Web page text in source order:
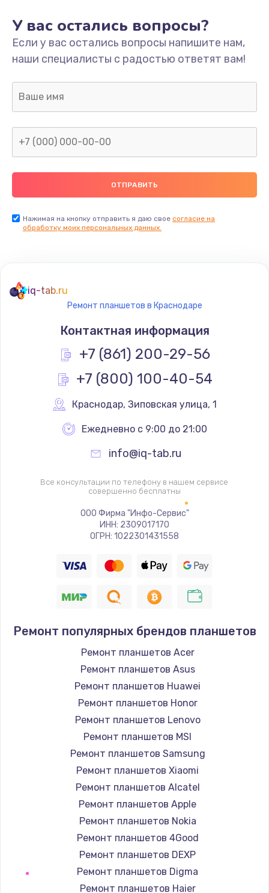
Замена/Pемонт карбюратора
1300 руб.
Заказать
Ремонт капиллярной трубки
400 руб.
Заказать
Замена термостата
1200 руб.
Заказать
Замена реле
Замена термопредохранителя
700 руб.
Заказать
Замена ТЭНа
2500 руб.
1400 руб.
Замена / ремонт электронного модуля
управления
600 руб.
Замена конфорки
1100 руб.
Замена платы сенсора
900 руб.
Замена регулятора режимов конфорки
900 руб.
У вас остались вопросы?
Если у вас остались вопросы напишите нам,
наши специалисты с радостью ответят вам!
Нажимая на кнопку отправить я даю свое согласие на
обработку моих персональных данных.
iq-tab.ru
Ремонт планшетов в Краснодаре
Контактная информация
+7 (861) 200-29-56
+7 (800) 100-40-54
Краснодар, Зиповская улица, 1
Ежедневно с 9:00 до 21:00
info@iq-tab.ru
Все консультации по телефону в нашем сервисе
совершенно бесплатны
ООО Фирма "Инфо-Сервис"
ИНН: 2309017170
ОГРН: 1022301431558
Ремонт популярных брендов планшетов
Ремонт планшетов Acer
Ремонт планшетов Asus
Ремонт планшетов Huawei
Ремонт планшетов Honor
Ремонт планшетов Lenovo
Ремонт планшетов MSI
Ремонт планшетов Samsung
Ремонт планшетов Xiaomi
Ремонт планшетов Alcatel
Ремонт планшетов Apple
Ремонт планшетов Nokia
Ремонт планшетов 4Good
Ремонт планшетов DEXP
Ремонт планшетов Digma
Ремонт планшетов Haier